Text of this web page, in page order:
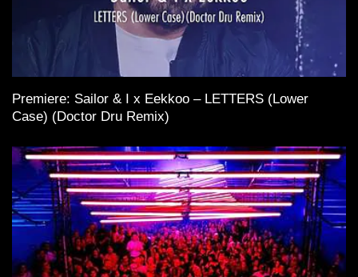
Premiere: Sailor & I x Eekkoo – LETTERS (Lower
Case) (Doctor Dru Remix)